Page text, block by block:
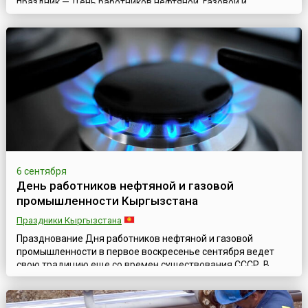
топливной промышленности, который ведет свою историю
еще с советских времен. Статус государственного он
получил 1 октября 1980 года по указу Президиума
Верховного Совета СССР. В независимой Армении дата и
традиции празднования данного профессионального пр...
6 сентября
День работников нефтяной и газовой
промышленности Кыргызстана
Праздники Кыргызстана
Празднование Дня работников нефтяной и газовой
промышленности в первое воскресенье сентября ведет
свою традицию еще со времен существования СССР. В
Кыргызстане этот профессиональный праздник (кирг.
Кыргызстанын мунай жана газдык өнөр жай
кызматкерлеринин күнү) установлен Постановлением